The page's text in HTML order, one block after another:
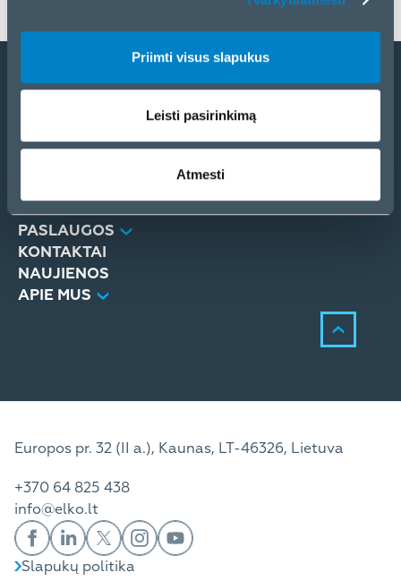
Priimti visus slapukus
Leisti pasirinkimą
Atmesti
Katalogas
SPRENDIMAI
PASLAUGOS
KONTAKTAI
NAUJIENOS
APIE MUS
Europos pr. 32 (II a.), Kaunas, LT-46326, Lietuva
+370 64 825 438
info@elko.lt
Slapukų politika